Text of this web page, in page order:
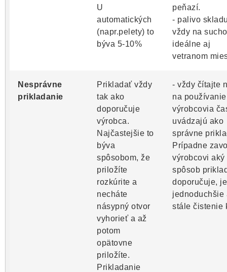
U
automatických
(napr.pelety) to
býva 5-10%
peňazí.
- palivo
vždy na
ideálne aj
vetranom
Nesprávne
prikladanie
Prikladať vždy
tak ako
doporučuje
výrobca.
Najčastejšie to
býva
spôsobom, že
priložíte
rozkúrite a
necháte
násypný otvor
vyhorieť a až
potom
opätovne
priložíte.
Prikladanie
- vždy čítajte
na
výrobcovia
uvádzajú ako
správne
Prípadne
výrobcovi aký
spôsob
doporučuje,
jednoduchšie
stále čistenie